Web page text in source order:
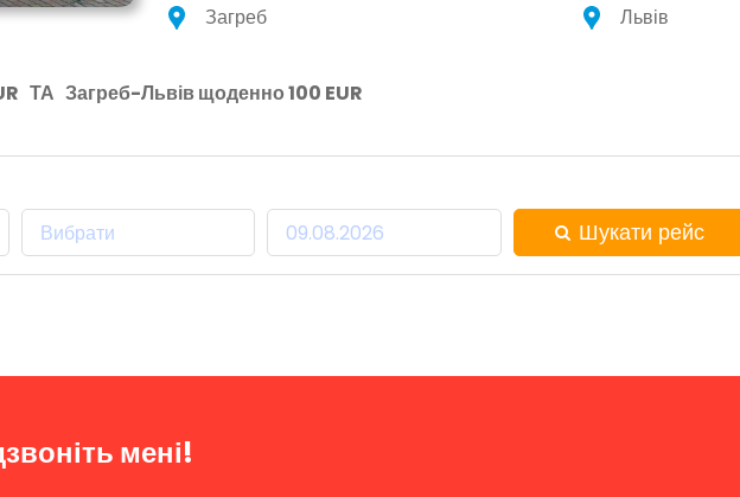
Загреб
Львів
ТА Загреб-Львів щоденно 100 EUR
Шукати рейс
мені!